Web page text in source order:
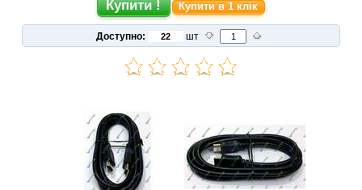
Купити в 1 клік
Доступно: шт